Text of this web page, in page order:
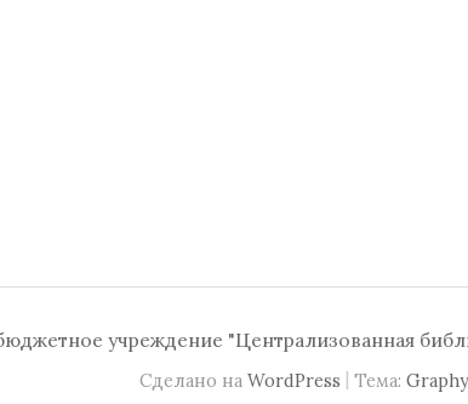
учреждение "Централизованная
Сделано на WordPress | Тема: Graphy